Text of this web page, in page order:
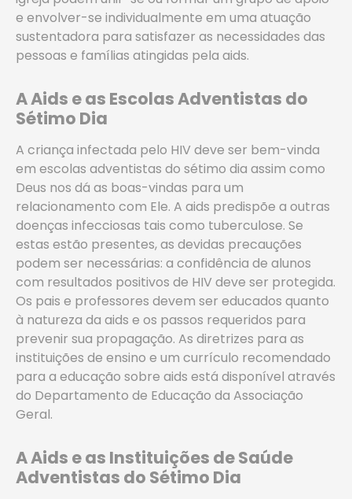
e envolver-se individualmente em uma atuação
sustentadora para satisfazer as necessidades das
pessoas e famílias atingidas pela aids.
A Aids e as Escolas Adventistas do
Sétimo Dia
A criança infectada pelo HIV deve ser bem-vinda
em escolas adventistas do sétimo dia assim como
Deus nos dá as boas-vindas para um
relacionamento com Ele. A aids predispõe a outras
doenças infecciosas tais como tuberculose. Se
estas estão presentes, as devidas precauções
podem ser necessárias: a confidência de alunos
com resultados positivos de HIV deve ser protegida.
Os pais e professores devem ser educados quanto
à natureza da aids e os passos requeridos para
prevenir sua propagação. As diretrizes para as
instituições de ensino e um currículo recomendado
para a educação sobre aids está disponível através
do Departamento de Educação da Associação
Geral.
A Aids e as Instituições de Saúde
Adventistas do Sétimo Dia